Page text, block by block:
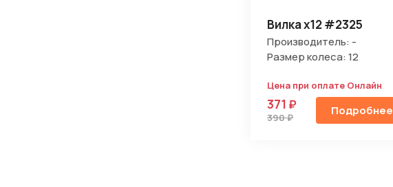
Вилка х12 #2325
Производитель: -
Размер колеса: 12
Цена при оплате Онлайн
371 ₽
390 ₽ Подробнее